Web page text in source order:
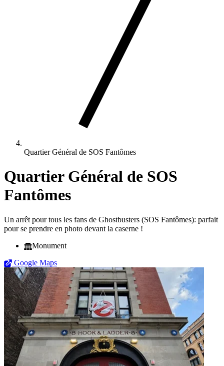
Quartier Général de SOS Fantômes
Quartier Général de SOS
Fantômes
Un arrêt pour tous les fans de Ghostbusters (SOS Fantômes): parfait
pour se prendre en photo devant la caserne !
Monument
Google Maps